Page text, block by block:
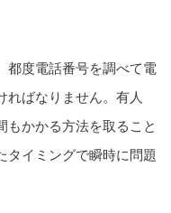
都度電話番号を調べて電
ればなりません。有人
もかかる方法を取ること
タイミングで瞬時に問題